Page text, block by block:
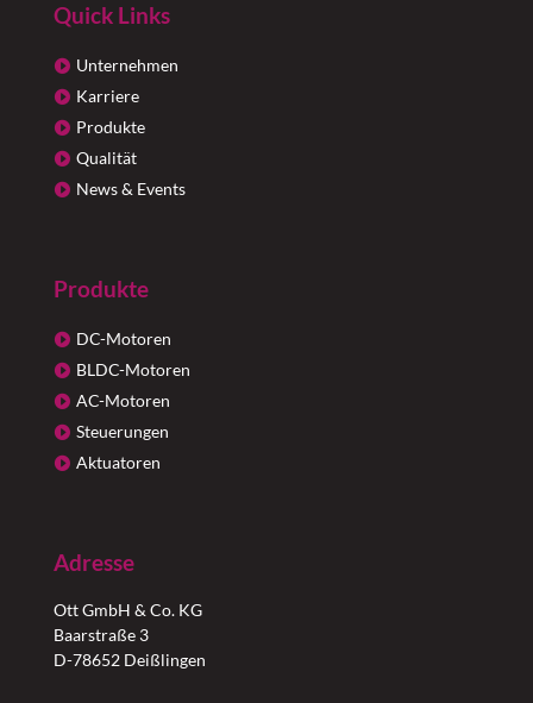
Quick Links
Unternehmen
Karriere
Produkte
Qualität
News & Events
Produkte
DC-Motoren
BLDC-Motoren
AC-Motoren
Steuerungen
Aktuatoren
Adresse
Ott GmbH & Co. KG
Baarstraße 3
D-78652 Deißlingen